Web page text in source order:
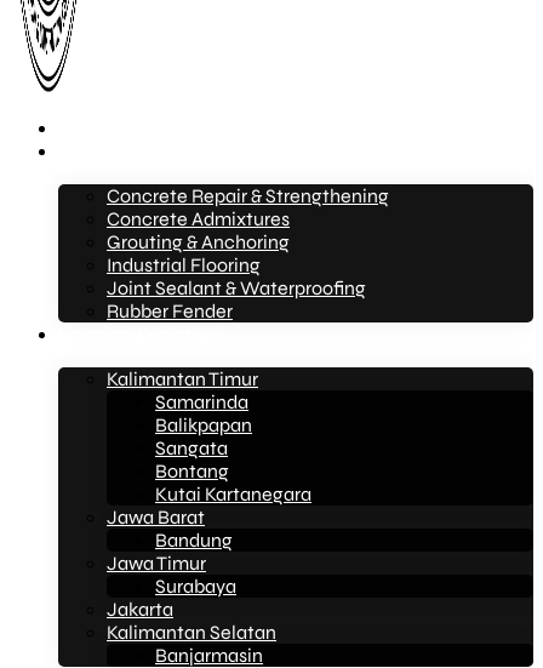
Concrete Repair & Strengthening
Concrete Admixtures
Grouting & Anchoring
Industrial Flooring
Joint Sealant & Waterproofing
Rubber Fender
Kalimantan Timur
Samarinda
Balikpapan
Sangata
Bontang
Kutai Kartanegara
Jawa Barat
Bandung
Jawa Timur
Surabaya
Jakarta
Kalimantan Selatan
Banjarmasin